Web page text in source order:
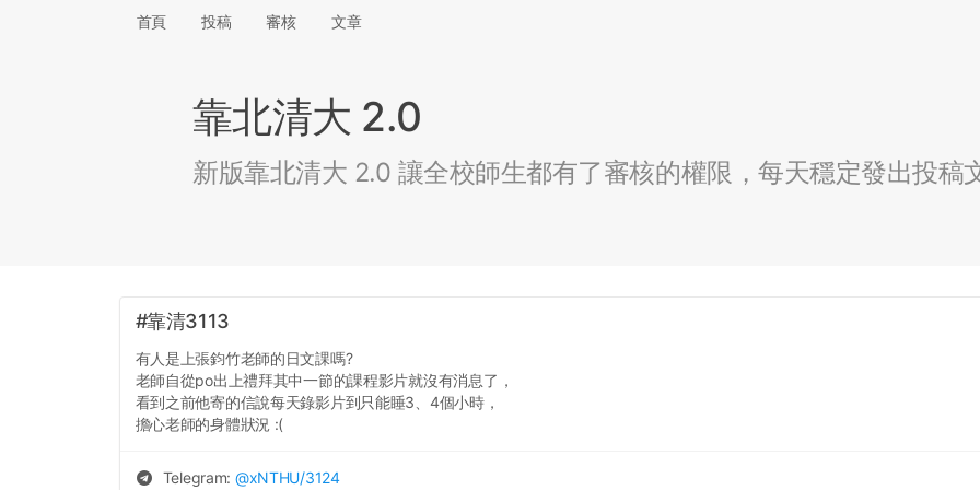
首頁 投稿 審核 文章
靠北清大 2.0
新版靠北清大 2.0 讓全校師生都有了審核的權限，每天穩定發出投稿
#靠清3113
有人是上張鈞竹老師的日文課嗎?
老師自從po出上禮拜其中一節的課程影片就沒有消息了，
看到之前他寄的信說每天錄影片到只能睡3、4個小時，
擔心老師的身體狀況 :(
Telegram: @xNTHU/3124